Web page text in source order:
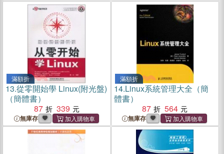
滿額折
13.從零開始學 Linux(附光盤)
（簡體書）
87
339
無庫存
滿額折
14.Linux系統管理大全（簡
體書）
87
564
無庫存